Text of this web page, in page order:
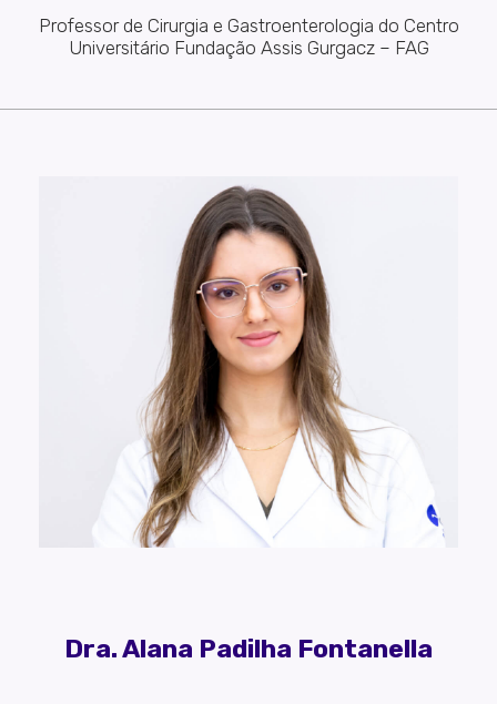
Professor de Cirurgia e Gastroenterologia do Centro
Universitário Fundação Assis Gurgacz – FAG
Dra. Alana Padilha Fontanella